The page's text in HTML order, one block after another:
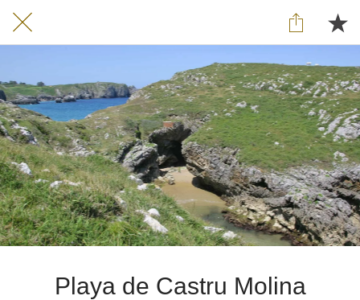
Playa de Castru Molina